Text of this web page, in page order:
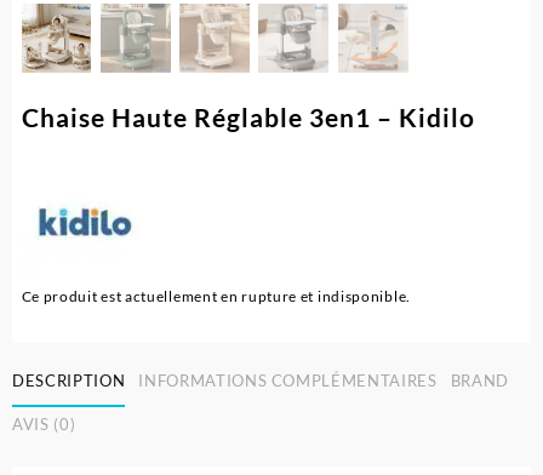
Chaise Haute Réglable 3en1 – Kidilo
Ce produit est actuellement en rupture et indisponible.
DESCRIPTION INFORMATIONS COMPLÉMENTAIRES BRAND
AVIS (0)